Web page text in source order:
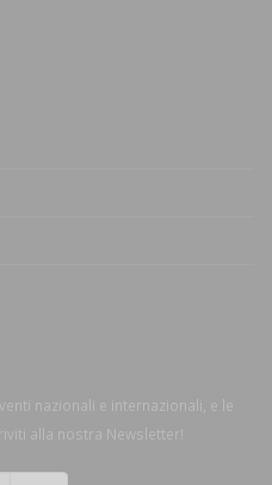
nazionali e internazionali, e le
alla nostra Newsletter!